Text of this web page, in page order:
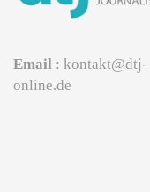
Email : kontakt@dtj-
online.de